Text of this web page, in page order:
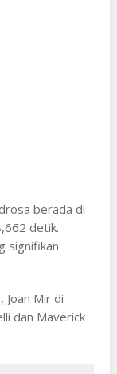
berada di
detik.
signifikan
Joan Mir di
dan Maverick